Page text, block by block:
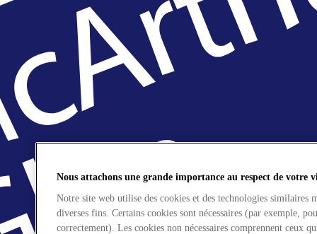
Nous attachons une grande importance au respect de votre
Notre site web utilise des cookies et des technologies similaires
diverses fins. Certains cookies sont nécessaires (par exemple,
correctement). Les cookies non nécessaires comprennent ceux